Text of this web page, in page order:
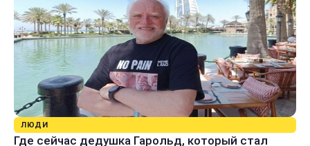
ЛЮДИ
Где сейчас дедушка Гарольд, который стал